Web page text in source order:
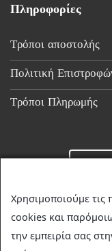
Πληροφορίες
Τρόποι αποστολής
Πολιτική
Τρόποι Πληρωμής
Χρησιμοποιούμε
cookies και
την εμπειρία σας